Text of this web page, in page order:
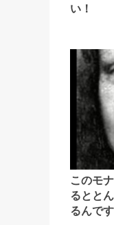
い！
このモ
るとと
るんで